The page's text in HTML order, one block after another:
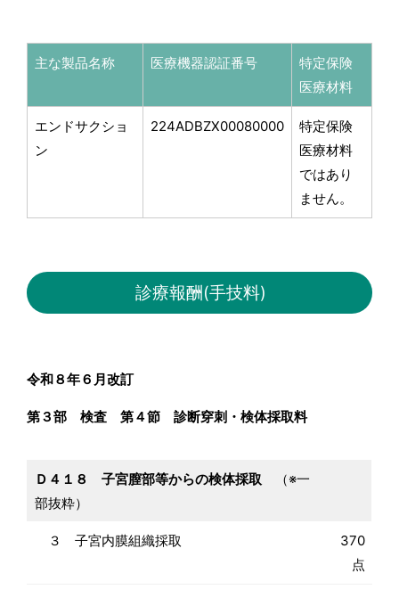
主な製品名称 医療機器認証番号
特定保険
医療材料
エンドサクショ
ン
224ADBZX00080000
特定保険
医療材料
ではあり
ません。
診療報酬(手技料)
令和８年６月改訂
第３部 検査 第４節 診断穿刺・検体採取料
Ｄ４１８ 子宮膣部等からの検体採取 （※一
部抜粋）
３ 子宮内膜組織採取
370
点